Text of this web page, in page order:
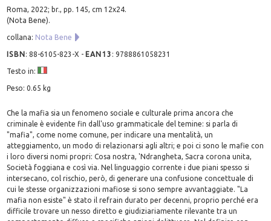
Roma, 2022; br., pp. 145, cm 12x24.
(Nota Bene).
collana: Nota Bene
ISBN:88-6105-823-X - EAN13 :9788861058231
Testo in:
Peso: 0.65 kg
Che la mafia sia un fenomeno sociale e culturale prima ancora che
criminale è evidente fin dall'uso grammaticale del temine: si parla di
"mafia", come nome comune, per indicare una mentalità, un
atteggiamento, un modo di relazionarsi agli altri; e poi ci sono le mafie con
i loro diversi nomi propri: Cosa nostra, 'Ndrangheta, Sacra corona unita,
Società foggiana e così via. Nel linguaggio corrente i due piani spesso si
intersecano, col rischio, però, di generare una confusione concettuale di
cui le stesse organizzazioni mafiose si sono sempre avvantaggiate. "La
mafia non esiste" è stato il refrain durato per decenni, proprio perché era
difficile trovare un nesso diretto e giudiziariamente rilevante tra un